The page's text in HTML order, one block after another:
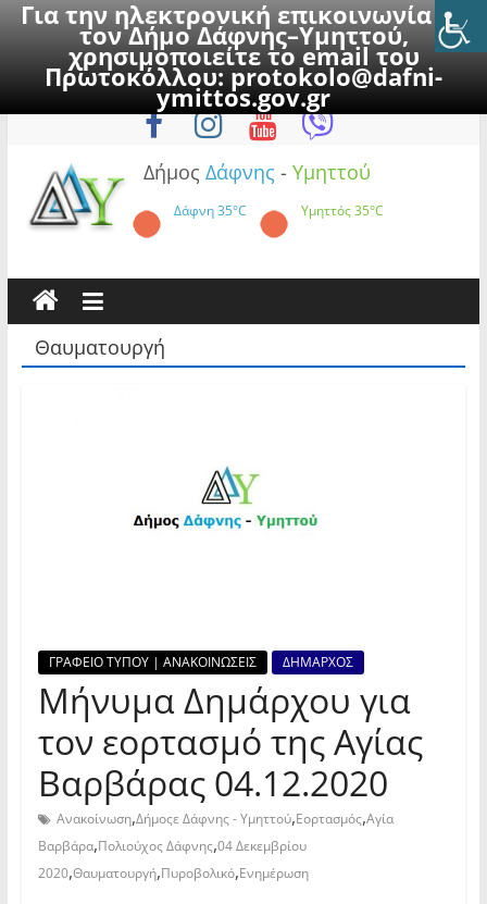
Για την ηλεκτρονική επικοινωνία με
τον Δήμο Δάφνης–Υμηττού,
χρησιμοποιείτε το email του
Πρωτοκόλλου:protokolo@dafni-
ymittos.gov.gr
to
Σάββατο, 8 Αυγούστου 2026
Δήμος Δάφνης - Υμηττού
Δάφνη35°C Υμηττός35°C
Θαυματουργή
ΓΡΑΦΕΙΟ ΤΥΠΟΥ | ΑΝΑΚΟΙΝΩΣΕΙΣ ΔΗΜΑΡΧΟΣ
Μήνυμα Δημάρχου για
τον εορτασμό της Αγίας
Βαρβάρας 04.12.2020
Ανακοίνωση,Δήμοςε Δάφνης - Υμηττού,Εορτασμός,Αγία
Βαρβάρα,Πολιούχος Δάφνης,04 Δεκεμβρίου
2020,Θαυματουργή,Πυροβολικό,Ενημέρωση